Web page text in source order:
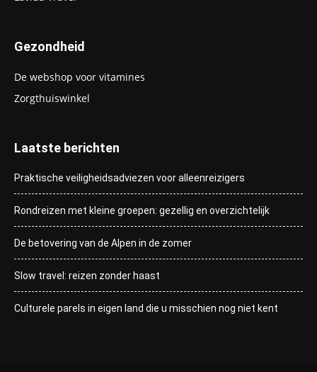
Gezondheid
De webshop voor vitamines
Zorgthuiswinkel
Laatste berichten
Praktische veiligheidsadviezen voor alleenreizigers
Rondreizen met kleine groepen: gezellig en overzichtelijk
De betovering van de Alpen in de zomer
Slow travel: reizen zonder haast
Culturele parels in eigen land die u misschien nog niet kent